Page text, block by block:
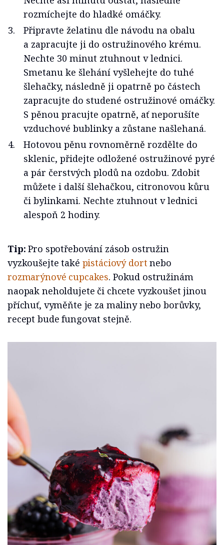
rozmíchejte do hladké omáčky.
Připravte želatinu dle návodu na obalu
a zapracujte ji do ostružinového krému.
Nechte 30 minut ztuhnout v lednici.
Smetanu ke šlehání vyšlehejte do tuhé
šlehačky, následně ji opatrně po částech
zapracujte do studené ostružinové omáčky.
S pěnou pracujte opatrně, ať neporušíte
vzduchové bublinky a zůstane našlehaná.
Hotovou pěnu rovnoměrně rozdělte do
sklenic, přidejte odložené ostružinové pyré
a pár čerstvých plodů na ozdobu. Zdobit
můžete i další šlehačkou, citronovou kůru
či bylinkami. Nechte ztuhnout v lednici
alespoň 2 hodiny.
Tip:Pro spotřebování zásob ostružin
vyzkoušejte také pistáciový dortnebo
rozmarýnové cupcakes. Pokud ostružinám
naopak neholdujete či chcete vyzkoušet jinou
příchuť, vyměňte je za maliny nebo borůvky,
recept bude fungovat stejně.